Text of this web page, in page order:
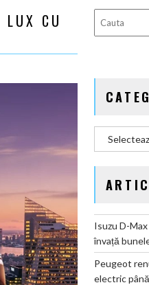
CU
Isuzu D-
învață
Peugeot
electric